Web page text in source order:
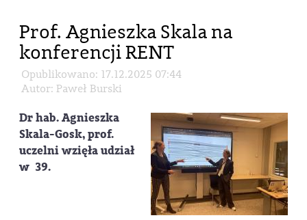
Prof. Agnieszka Skala na
konferencji RENT
Opublikowano: 17.12.2025 07:44
Autor: Paweł Burski
Dr hab. Agnieszka
Skala-Gosk, prof.
uczelni wzięła udział
w 39.